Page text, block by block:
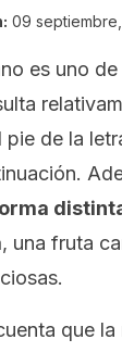
09
es uno
pie de la
, una fruta
que la